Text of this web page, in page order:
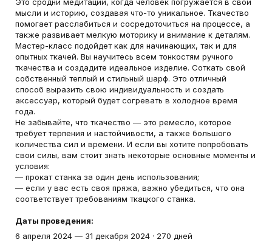
мысли и историю, создавая что-то уникальное. Ткачество
помогает расслабиться и сосредоточиться на процессе, а
также развивает мелкую моторику и внимание к деталям.
Мастер-класс подойдет как для начинающих, так и для
опытных ткачей. Вы научитесь всем тонкостям ручного
ткачества и создадите идеальное изделие. Соткать свой
собственный теплый и стильный шарф. Это отличный
способ выразить свою индивидуальность и создать
аксессуар, который будет согревать в холодное время
года.
Не забывайте, что ткачество — это ремесло, которое
требует терпения и настойчивости, а также большого
количества сил и времени. И если вы хотите попробовать
свои силы, вам стоит знать некоторые основные моменты и
условия:
— прокат станка за один день использования;
— если у вас есть своя пряжа, важно убедиться, что она
соответствует требованиям ткацкого станка.
Даты проведения:
6 апреля 2024 — 31 декабря 2024 · 270 дней